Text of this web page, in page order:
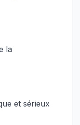
la
et sérieux